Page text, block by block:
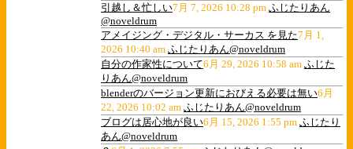
引越し＆忙しい7月 7, 2026 10:28 pm ふじたりあん
@noveldrum
アメイジング・デジタル・サーカス を見た7月 1,
2026 10:40 am ふじたりあん@noveldrum
自分の作家性について6月 29, 2026 10:58 am ふじた
りあん@noveldrum
blenderのバージョン更新におびえる必要は無い6月
22, 2026 10:02 am ふじたりあん@noveldrum
ブログは居心地が良い6月 15, 2026 1:55 pm ふじたり
あん@noveldrum